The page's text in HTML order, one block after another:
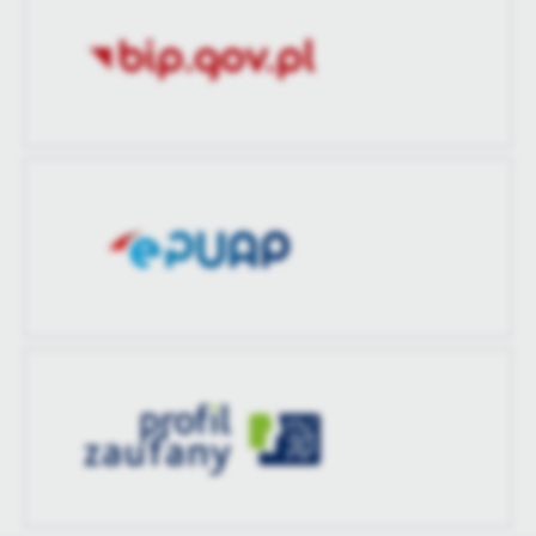
społecznościowych.
Data opublikowania 2026-05-22 12:08:02
Opublikował Emilia Gdula
zaktualizował